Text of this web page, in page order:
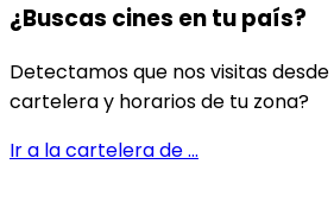
¿Buscas cines entu país?
Detectamos que nos visitas desde
cartelera y horarios de tu zona?
Ir a la cartelera de...